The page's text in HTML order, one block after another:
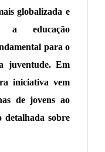
globalizada e
a educação
para o
juventude. Em
iniciativa vem
de jovens ao
detalhada sobre